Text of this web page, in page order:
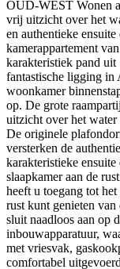
OUD-WEST Wonen
vrij uitzicht over het
en authentieke
kamerappartement
karakteristiek pand uit
fantastische ligging in
woonkamer
op. De grote
uitzicht over het
De originele
versterken de
karakteristieke
slaapkamer aan de
heeft u toegang tot
rust kunt genieten
sluit naadloos aan op
inbouwapparatuur,
met vriesvak,
comfortabel